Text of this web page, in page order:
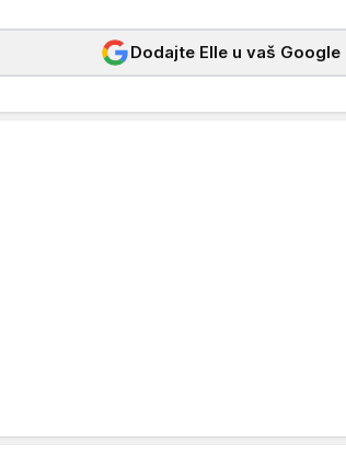
Dodajte Elle u vaš